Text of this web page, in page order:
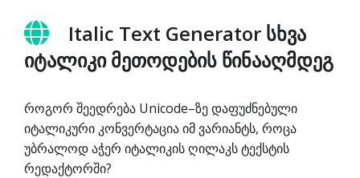
Italic Text Generator სხვა
იტალიკი მეთოდების წინააღმდეგ
როგორ შეედრება Unicode–ზე დაფუძნებული
იტალიკური კონვერტაცია იმ ვარიანტს, როცა
უბრალოდ აჭერ იტალიკის ღილაკს ტექსტის
რედაქტორში?